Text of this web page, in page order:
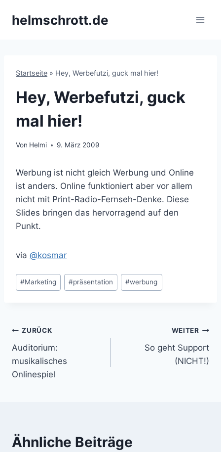
Inhalthelmschrott.de
Startseite » Hey, Werbefutzi, guck mal hier!
Hey, Werbefutzi, guck
mal hier!
Von Helmi 9. März 2009
Werbung ist nicht gleich Werbung und Online
ist anders. Online funktioniert aber vor allem
nicht mit Print-Radio-Fernseh-Denke. Diese
Slides bringen das hervorragend auf den
Punkt.
via @kosmar
Schlagworte:
#Marketing #präsentation #werbung
Beitragsnavigation
ZURÜCK
Auditorium:
musikalisches
Onlinespiel
WEITER
So geht Support
(NICHT!)
Ähnliche Beiträge